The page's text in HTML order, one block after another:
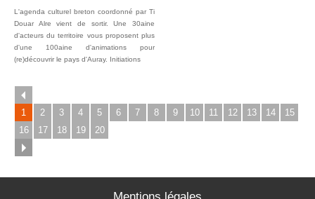
L'agenda culturel breton coordonné par Ti
Douar Alre vient de sortir. Une 30aine
d'acteurs du territoire vous proposent plus
d'une 100aine d'animations pour
(re)découvrir le pays d'Auray. Initiations
1 2 3 4 5 6 7 8 9 10 11 12 13 14
15
16
17 18 19 20